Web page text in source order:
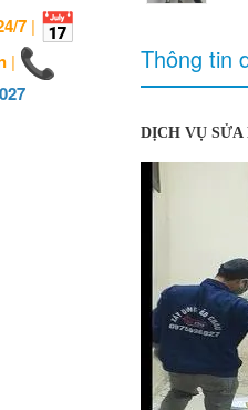
7|
|
Thông tin
DỊCH VỤ